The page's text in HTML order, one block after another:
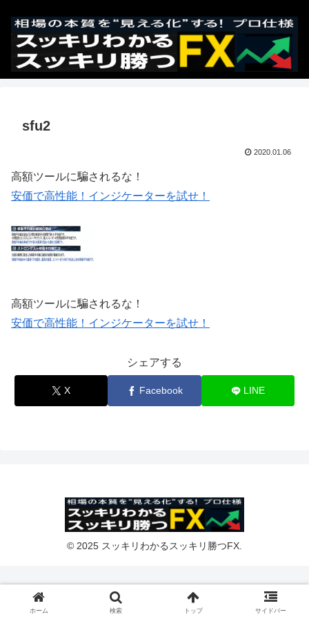
sfu2
2020.01.06
高額ツールに騙されるな！
安価で高性能！インジケーターを試せ！
高額ツールに騙されるな！
安価で高性能！インジケーターを試せ！
シェアする
X Facebook LINE
© 2025 スッキリわかるスッキリ勝つFX.
ホーム 検索 トップ サイドバー